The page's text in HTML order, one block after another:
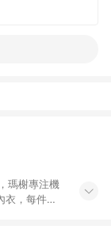
瑪榭專注機
衣，每件都